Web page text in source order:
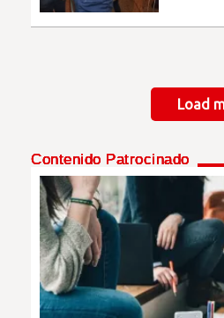
Load
Contenido Patrocinado